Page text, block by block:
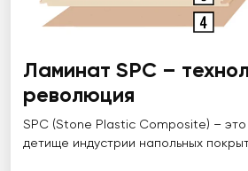
Ламинат SPC –
революция
SPC (Stone Plastic Composite) –
детище индустрии напольных